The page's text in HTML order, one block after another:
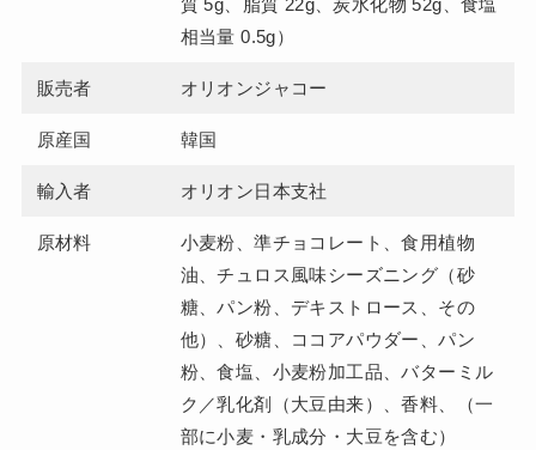
相当量 0.5g）
販売者 オリオンジャコー
原産国 韓国
輸入者 オリオン日本支社
原材料
小麦粉、準チョコレート、食用植物
油、チュロス風味シーズニング（砂
糖、パン粉、デキストロース、その
他）、砂糖、ココアパウダー、パン
粉、食塩、小麦粉加工品、バターミル
ク／乳化剤（大豆由来）、香料、（一
部に小麦・乳成分・大豆を含む）